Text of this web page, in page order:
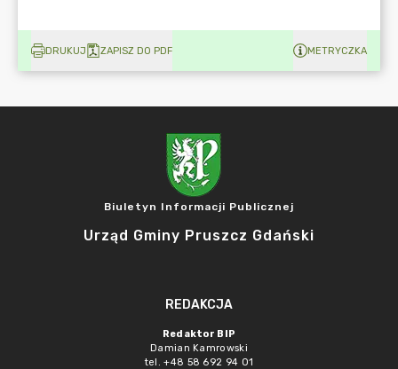
DRUKUJ ZAPISZ DO PDF METRYCZKA
Biuletyn Informacji Publicznej
Urząd Gminy Pruszcz Gdański
REDAKCJA
Redaktor BIP
Damian Kamrowski
tel. +48 58 692 94 01